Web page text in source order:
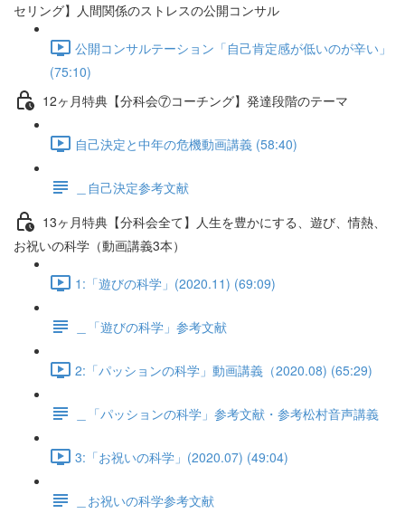
セリング】人間関係のストレスの公開コンサル
公開コンサルテーション「自己肯定感が低いのが辛い」
(75:10)
12ヶ月特典【分科会⑦コーチング】発達段階のテーマ
自己決定と中年の危機動画講義 (58:40)
＿自己決定参考文献
13ヶ月特典【分科会全て】人生を豊かにする、遊び、情熱、
お祝いの科学（動画講義3本）
1:「遊びの科学」(2020.11) (69:09)
＿「遊びの科学」参考文献
2:「パッションの科学」動画講義（2020.08) (65:29)
＿「パッションの科学」参考文献・参考松村音声講義
3:「お祝いの科学」(2020.07) (49:04)
＿お祝いの科学参考文献